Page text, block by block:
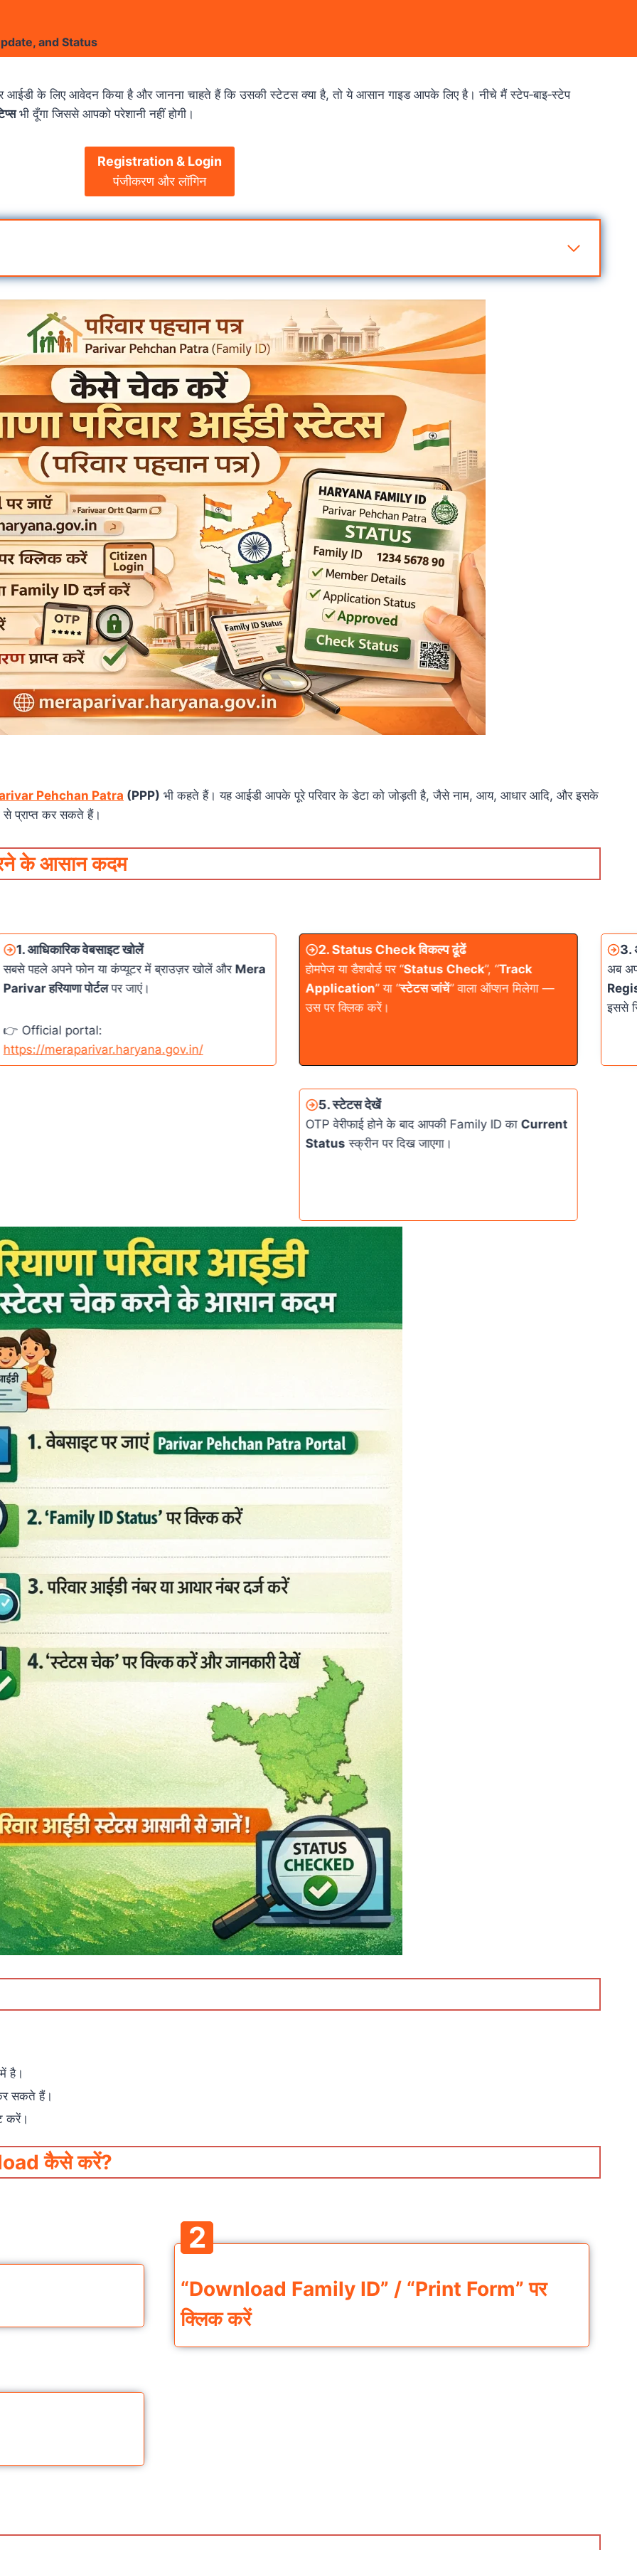
and Status
आईडी के लिए आवेदन किया है और जानना चाहते हैं कि उसकी स्टेटस क्या है, तो ये आसान गाइड आपके लिए है। नीचे मैं स्टेप‑बाइ‑स्टेप
भी दूँगा जिससे आपको परेशानी नहीं होगी।
Registration & Login
पंजीकरण और लॉगिन
Pehchan Patra (PPP) भी कहते हैं। यह आईडी आपके पूरे परिवार के डेटा को जोड़ती है, जैसे नाम, आय, आधार आदि, और इसके
प्राप्त कर सकते हैं।
के आसान कदम
1. आधिकारिक वेबसाइट खोलें
सबसे पहले अपने फोन या कंप्यूटर में ब्राउज़र खोलें और Mera
Parivar हरियाणा पोर्टलपर जाएं।
👉 Official portal:
https://meraparivar.haryana.gov.in/
2.Status Checkविकल्प ढूंढें
होमपेज या डैशबोर्ड पर “Status Check”, “Track
Application” या “स्टेटस जांचें” वाला ऑप्शन मिलेगा —
उस पर क्लिक करें।
3.
अब
इससे
5. स्टेटस देखें
OTP वेरीफाई होने के बाद आपकी Family ID का Current
Status स्क्रीन पर दिख जाएगा।
है।
सकते हैं।
करें।
कैसे करें?
2
“Download Family ID” / “Print Form” पर
क्लिक करें